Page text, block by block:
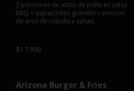
2 porciones de alitas de pollo en salsa
BBQ + papas fritas grandes + porcion
de aros de cebolla y salsas.
$17.990
Arizona Burger & Fries